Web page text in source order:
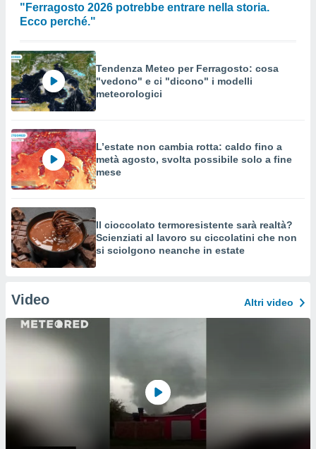
"Ferragosto 2026 potrebbe entrare nella storia.
Ecco perché."
Tendenza Meteo per Ferragosto: cosa
"vedono" e ci "dicono" i modelli
meteorologici
L’estate non cambia rotta: caldo fino a
metà agosto, svolta possibile solo a fine
mese
Il cioccolato termoresistente sarà realtà?
Scienziati al lavoro su ciccolatini che non
si sciolgono neanche in estate
Video Altri video